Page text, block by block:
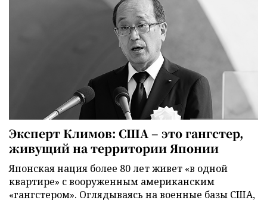
Эксперт Климов: США – это гангстер,
живущий на территории Японии
Японская нация более 80 лет живет «в одной
квартире» с вооруженным американским
«гангстером». Оглядываясь на военные базы США,